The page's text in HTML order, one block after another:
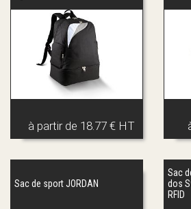
à partir de 18.77 € HT
Sac de sport JORDAN
Sac
dos
RFID